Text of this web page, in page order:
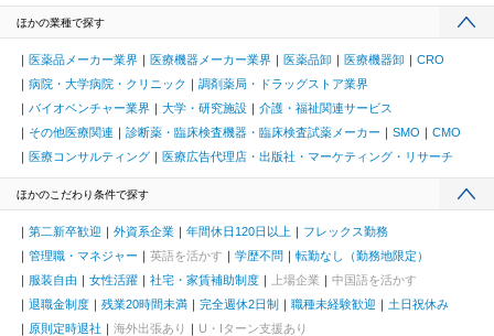
ほかの業種で探す
医薬品メーカー業界 医療機器メーカー業界 医薬品卸 医療機器卸
CRO
病院・大学病院・クリニック
調剤薬局・ドラッグストア業界
バイオベンチャー業界
大学・研究施設
介護・福祉関連サービス
その他医療関連
診断薬・臨床検査機器・臨床検査試薬メーカー SMO
CMO
医療コンサルティング
医療広告代理店・出版社・マーケティング・リサーチ
ほかのこだわり条件で探す
第二新卒歓迎 外資系企業 年間休日120日以上
フレックス勤務
管理職・マネジャー
英語を活かす 学歴不問
転勤なし（勤務地限定）
服装自由
女性活躍 社宅・家賃補助制度 上場企業
中国語を活かす
退職金制度
残業20時間未満 完全週休2日制 職種未経験歓迎
土日祝休み
原則定時退社
海外出張あり U・Iターン支援あり